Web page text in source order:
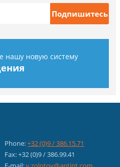
нашу новую систему
Phone:+32 (0)9 / 386.15.71
Fax: +32 (0)9 / 386.99.41